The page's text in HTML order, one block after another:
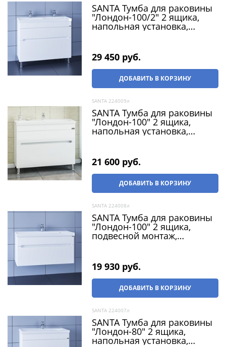
SANTA Тумба для раковины
"Лондон-100/2" 2 ящика,
напольная установка,
29 450 руб.
ДОБАВИТЬ В КОРЗИНУ
SANTA 224009л
SANTA Тумба для раковины
"Лондон-100" 2 ящика,
напольная установка,
21 600 руб.
ДОБАВИТЬ В КОРЗИНУ
SANTA 224008л
SANTA Тумба для раковины
"Лондон-100" 2 ящика,
подвесной монтаж,
19 930 руб.
ДОБАВИТЬ В КОРЗИНУ
SANTA 224007л
SANTA Тумба для раковины
"Лондон-80" 2 ящика,
напольная установка,